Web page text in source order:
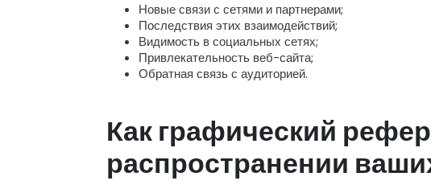
Новые связи с сетями и партнерами;
Последствия этих взаимодействий;
Видимость в социальных сетях;
Привлекательность веб-сайта;
Обратная связь с аудиторией.
Как графический
распространении